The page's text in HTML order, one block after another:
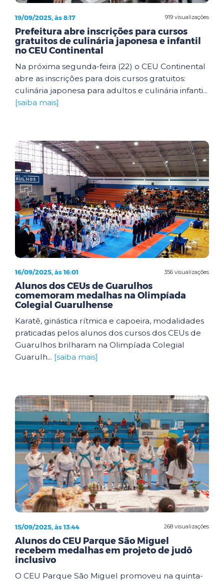
919 visualizações
19/09/2025, às 8:17
Prefeitura abre inscrições para cursos
gratuitos de culinária japonesa e infantil
no CEU Continental
Na próxima segunda-feira (22) o CEU Continental
abre as inscrições para dois cursos gratuitos:
culinária japonesa para adultos e culinária infanti...
[saiba mais]
356 visualizações
16/09/2025, às 16:01
Alunos dos CEUs de Guarulhos
comemoram medalhas na Olimpíada
Colegial Guarulhense
Karatê, ginástica rítmica e capoeira, modalidades
praticadas pelos alunos dos cursos dos CEUs de
Guarulhos brilharam na Olimpíada Colegial
Guarulh... [saiba mais]
268 visualizações
15/09/2025, às 13:44
Alunos do CEU Parque São Miguel
recebem medalhas em projeto de judô
inclusivo
O CEU Parque São Miguel promoveu na quinta-